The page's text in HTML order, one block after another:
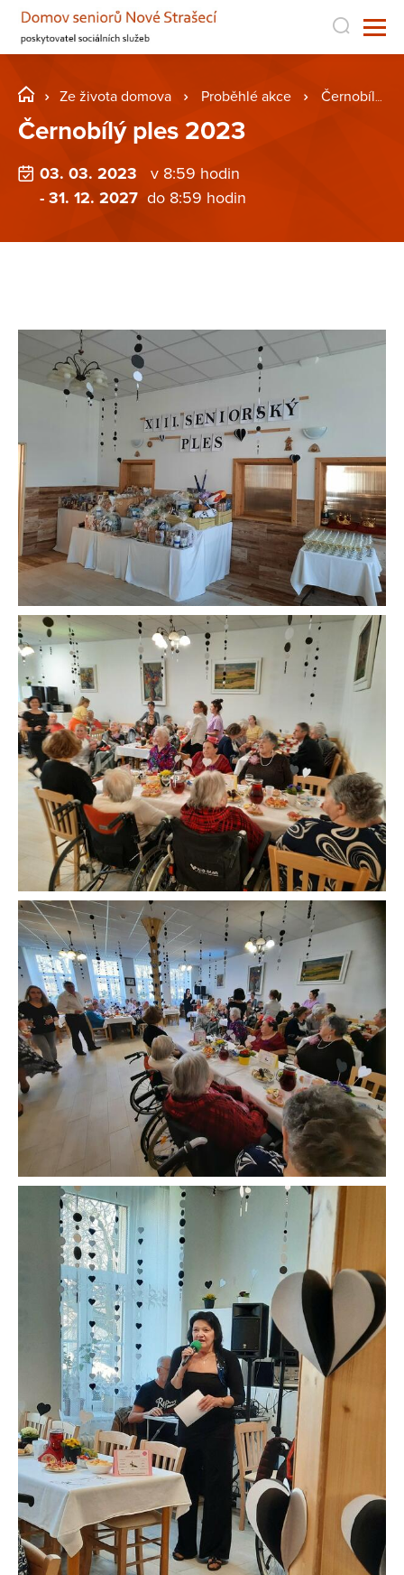
Ze života domova Proběhlé akce Černobílý ples 2023
Černobílý ples 2023
03. 03. 2023
v 8:59 hodin
- 31. 12. 2027 do 8:59 hodin